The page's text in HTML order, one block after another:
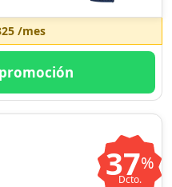
/mes
37%
Dcto.